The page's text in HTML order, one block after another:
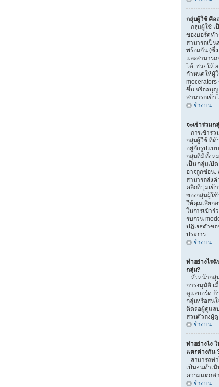
กลุ่มผู้ใช้ คือ
กลุ่มผู้ใช้ เ
ของบอร์ดท
สามารถเป็
พร้อมกัน (ซึ่
และสามาร
ได้. ช่วยให้
กำหนดให้ผู้
moderators
ขึ้น หรืออนุญ
สามารถเข้า
ข้างบน
จะเข้าร่วมก
การเข้าร่ว
กลุ่มผู้ใช้ ที่ด้
อยู่กับรูปแบ
กลุ่มที่มีทั้งห
เป็น กลุ่มเปิ
อาจถูกซ่อน.
สามารถส่งค
คลิกที่ปุ่มเข้
ของกลุ่มผู้ใ
ให้คุณเสียก่อ
ในการเข้าร่
รบกวน
ปฏิเสธคำข
ประการ.
ข้างบน
ทำอย่างไรฉั
กลุ่ม?
หัวหน้ากลุ่
การอนุมัติ เ
ดูแลบอร์ด ถ้
กลุ่มหรือสน
ติดต่อผู้ดูแล
ส่วนตัวถงผู้
ข้างบน
ทำอย่างไง
แตกต่างกัน
สามารถท
เป็นคนดำเนิ
ความแตกต่
ข้างบน